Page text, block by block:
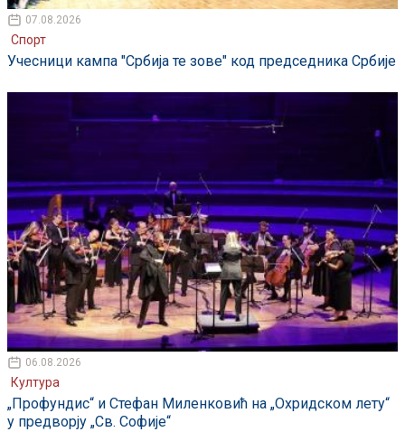
07.08.2026
Спорт
Учесници кампа "Србија те зове" код председника Србије
06.08.2026
Култура
„Профундис“ и Стефан Миленковић на „Охридском лету“
у предворју „Св. Софије“